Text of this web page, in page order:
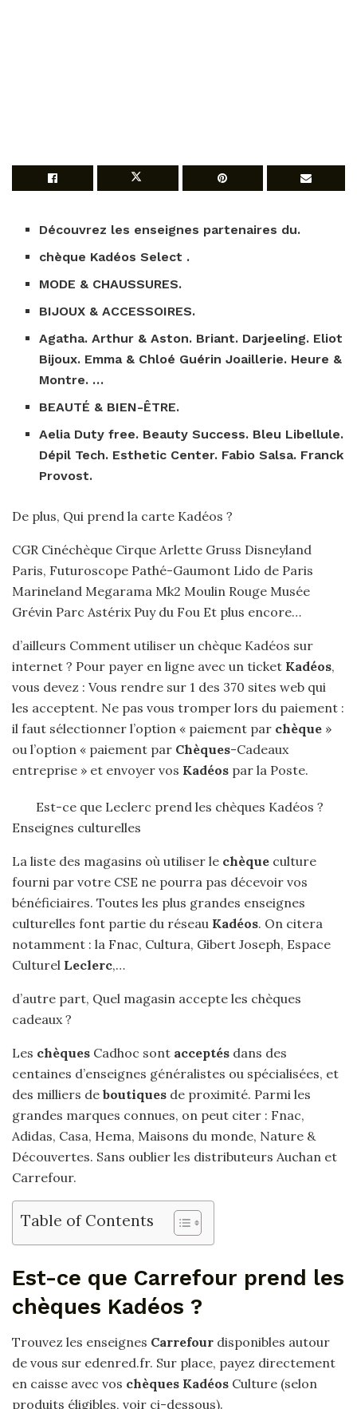
Découvrez les enseignes partenaires du.
chèque Kadéos Select .
MODE & CHAUSSURES.
BIJOUX & ACCESSOIRES.
Agatha. Arthur & Aston. Briant. Darjeeling. Eliot
Bijoux. Emma & Chloé Guérin Joaillerie. Heure &
Montre. …
BEAUTÉ & BIEN-ÊTRE.
Aelia Duty free. Beauty Success. Bleu Libellule.
Dépil Tech. Esthetic Center. Fabio Salsa. Franck
Provost.
De plus, Qui prend la carte Kadéos ?
CGR Cinéchèque Cirque Arlette Gruss Disneyland
Paris, Futuroscope Pathé-Gaumont Lido de Paris
Marineland Megarama Mk2 Moulin Rouge Musée
Grévin Parc Astérix Puy du Fou Et plus encore…
d’ailleurs Comment utiliser un chèque Kadéos sur
internet ? Pour payer en ligne avec un ticket Kadéos,
vous devez : Vous rendre sur 1 des 370 sites web qui
les acceptent. Ne pas vous tromper lors du paiement :
il faut sélectionner l’option « paiement par chèque »
ou l’option « paiement par Chèques-Cadeaux
entreprise » et envoyer vos Kadéos par la Poste.
Est-ce que Leclerc prend les chèques Kadéos ?
Enseignes culturelles
La liste des magasins où utiliser le chèque culture
fourni par votre CSE ne pourra pas décevoir vos
bénéficiaires. Toutes les plus grandes enseignes
culturelles font partie du réseau Kadéos. On citera
notamment : la Fnac, Cultura, Gibert Joseph, Espace
Culturel Leclerc,…
d’autre part, Quel magasin accepte les chèques
cadeaux ?
Les chèques Cadhoc sont acceptés dans des
centaines d’enseignes généralistes ou spécialisées, et
des milliers de boutiques de proximité. Parmi les
grandes marques connues, on peut citer : Fnac,
Adidas, Casa, Hema, Maisons du monde, Nature &
Découvertes. Sans oublier les distributeurs Auchan et
Carrefour.
Table of Contents
Est-ce que Carrefour prend les
chèques Kadéos ?
Trouvez les enseignes Carrefour disponibles autour
de vous sur edenred.fr. Sur place, payez directement
en caisse avec vos chèques Kadéos Culture (selon
produits éligibles, voir ci-dessous).